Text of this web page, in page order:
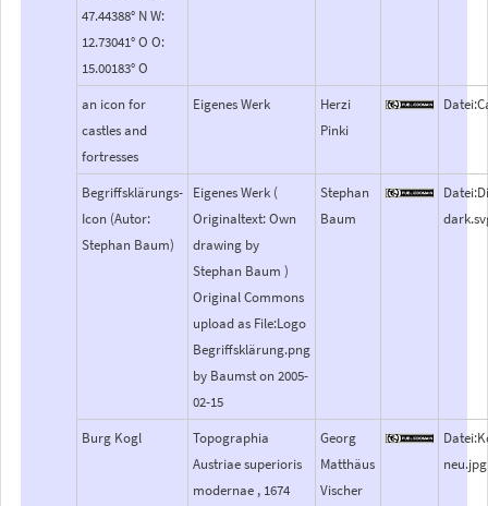
47.44388° N W:
12.73041° O O:
15.00183° O
an icon for
castles and
fortresses
Eigenes Werk
Herzi
Pinki
Begriffsklärungs-
Icon (Autor:
Stephan Baum)
Eigenes Werk (
Originaltext: Own
drawing by
Stephan Baum )
Original Commons
upload as File:Logo
Begriffsklärung.png
by Baumst on 2005-
02-15
Stephan
Baum
Burg Kogl
Topographia
Austriae superioris
modernae , 1674
Georg
Matthäus
Vischer
neu.jpg